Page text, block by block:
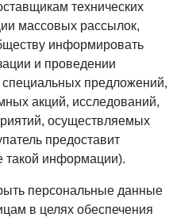
технических
массовых рассылок,
информировать
и проведении
предложений,
акций, исследований,
осуществляемых
предоставит
такой информации).
персональные данные
в целях обеспечения